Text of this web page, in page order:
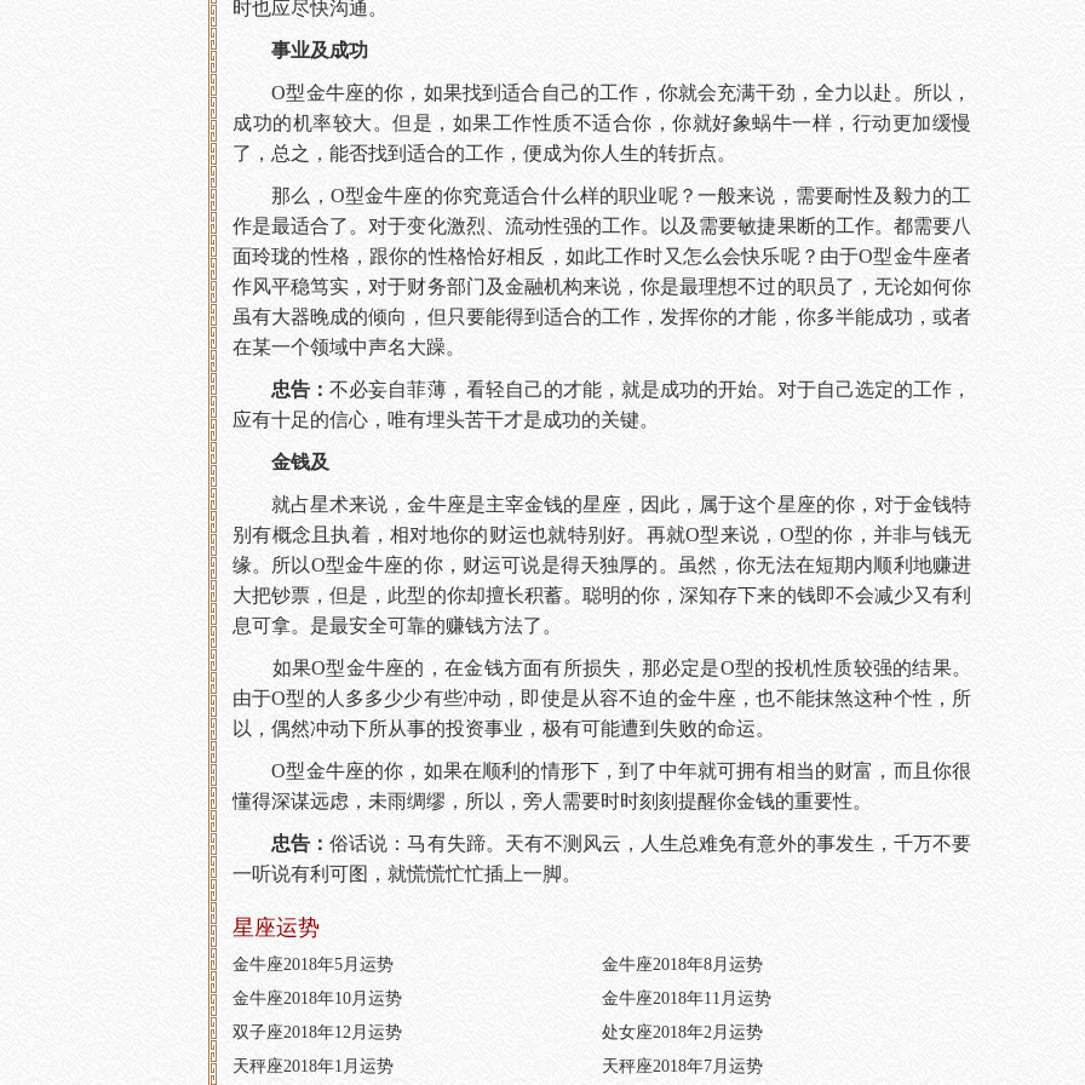
时也应尽快沟通。
事业及成功
O型金牛座的你，如果找到适合自己的工作，你就会充满干劲，全力以赴。所以，
成功的机率较大。但是，如果工作性质不适合你，你就好象蜗牛一样，行动更加缓慢
了，总之，能否找到适合的工作，便成为你人生的转折点。
那么，O型金牛座的你究竟适合什么样的职业呢？一般来说，需要耐性及毅力的工
作是最适合了。对于变化激烈、流动性强的工作。以及需要敏捷果断的工作。都需要八
面玲珑的性格，跟你的性格恰好相反，如此工作时又怎么会快乐呢？由于O型金牛座者
作风平稳笃实，对于财务部门及金融机构来说，你是最理想不过的职员了，无论如何你
虽有大器晚成的倾向，但只要能得到适合的工作，发挥你的才能，你多半能成功，或者
在某一个领域中声名大躁。
忠告：不必妄自菲薄，看轻自己的才能，就是成功的开始。对于自己选定的工作，
应有十足的信心，唯有埋头苦干才是成功的关键。
金钱及
就占星术来说，金牛座是主宰金钱的星座，因此，属于这个星座的你，对于金钱特
别有概念且执着，相对地你的财运也就特别好。再就O型来说，O型的你，并非与钱无
缘。所以O型金牛座的你，财运可说是得天独厚的。虽然，你无法在短期内顺利地赚进
大把钞票，但是，此型的你却擅长积蓄。聪明的你，深知存下来的钱即不会减少又有利
息可拿。是最安全可靠的赚钱方法了。
如果O型金牛座的，在金钱方面有所损失，那必定是O型的投机性质较强的结果。
由于O型的人多多少少有些冲动，即使是从容不迫的金牛座，也不能抹煞这种个性，所
以，偶然冲动下所从事的投资事业，极有可能遭到失败的命运。
O型金牛座的你，如果在顺利的情形下，到了中年就可拥有相当的财富，而且你很
懂得深谋远虑，未雨绸缪，所以，旁人需要时时刻刻提醒你金钱的重要性。
忠告：俗话说：马有失蹄。天有不测风云，人生总难免有意外的事发生，千万不要
一听说有利可图，就慌慌忙忙插上一脚。
星座运势
金牛座2018年5月运势
金牛座2018年8月运势
金牛座2018年10月运势
金牛座2018年11月运势
双子座2018年12月运势
处女座2018年2月运势
天秤座2018年1月运势
天秤座2018年7月运势